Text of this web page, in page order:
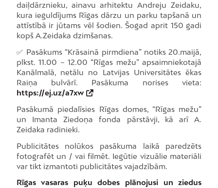
daiļdārznieku, ainavu arhitektu Andreju Zeidaku,
kura ieguldījums Rīgas dārzu un parku tapšanā un
attīstībā ir jūtams vēl šodien. Šogad aprit 150 gadi
kopš A.Zeidaka dzimšanas.
✅ Pasākums “Krāsainā pirmdiena” notiks 20.maijā,
plkst. 11.00 – 12.00 “Rīgas mežu” apsaimniekotajā
Kanālmalā, netālu no Latvijas Universitātes ēkas
Raiņa bulvārī. Pasākuma norises vieta:
https://ej.uz/a7xw
Pasākumā piedalīsies Rīgas domes, “Rīgas mežu”
un Imanta Ziedoņa fonda pārstāvji, kā arī A.
Zeidaka radinieki.
Publicitātes nolūkos pasākuma laikā paredzēts
fotografēt un / vai filmēt. Iegūtie vizuālie materiāli
var tikt izmantoti publicitātes vajadzībām.
Rīgas vasaras puķu dobes plānojusi un ziedus